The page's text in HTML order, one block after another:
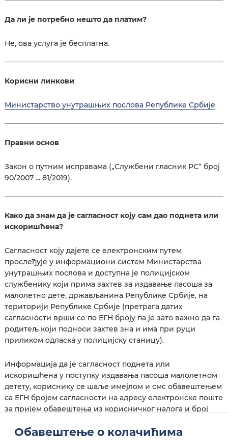
Да ли је потребно нешто да платим?
Не, ова услуга је бесплатна.
Корисни линкови
Министарство унутрашњих послова Републике Србије
Правни основ
Закон о путним исправама („Службени гласник РС“ број
90/2007 ... 81/2019).
Како да знам да је сагласност коју сам дао поднета или
искоришћена?
Сагласност коју дајете се електронским путем
прослеђује у информациони систем Министарства
унутрашњих послова и доступна је полицијском
службенику који прима захтев за издавање пасоша за
малолетно дете, држављанина Републике Србије, на
територији Републике Србије (претрага датих
сагласности врши се по ЕГН броју па је зато важно да га
родитељ који подноси захтев зна и има при руци
приликом одласка у полицијску станицу).
Информација да је сагласност поднета или
искоришћена у поступку издавања пасоша малолетном
детету, кориснику се шаље имејлом и смс обавештењем
са ЕГН бројем сагласности на адресу електронске поште
за пријем обавештења из корисничког налога и број
Обавештење о колачићима